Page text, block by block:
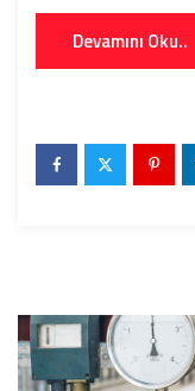
Devamını Oku..